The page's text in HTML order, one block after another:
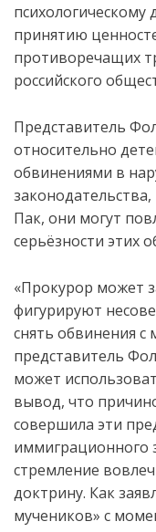
принятию
противоречащих
российского
Представитель
относительно
обвинениями в
Пак, они могут
серьёзности этих
«Прокурор может
фигурируют
снять обвинения
представитель
может
вывод, что
совершила эти
иммиграционного
стремление
доктрину. Как
мучеников» с